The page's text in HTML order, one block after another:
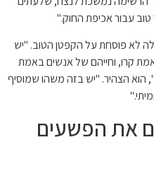
עבור אכיפת החוק."
לא פוסחת על הקפטן הטוב. "יש
קרו, וחייהם של אנשים באמת
הוא הצהיר. "יש בזה משהו שמוסיף
את הפשעים